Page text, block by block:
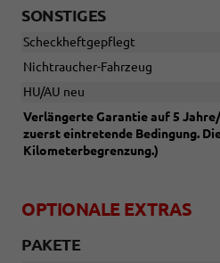
SONSTIGES
Scheckheftgepflegt
Nichtraucher-Fahrzeug
HU/AU neu
Verlängerte Garantie auf 5
zuerst eintretende Bedingung.
Kilometerbegrenzung.)
OPTIONALE EXTRAS
PAKETE